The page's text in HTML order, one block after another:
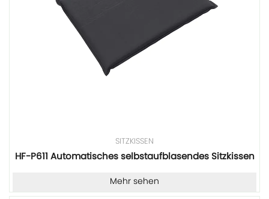
SITZKISSEN
HF-P611 Automatisches selbstaufblasendes Sitzkissen
Mehr sehen